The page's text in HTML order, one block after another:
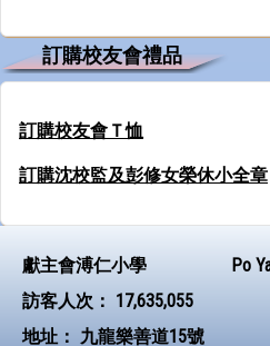
訂購校友會禮品
訂購校友會Ｔ恤
訂購沈校監及彭修女榮休小全章
獻主會溥仁小學
Po
訪客人次： 17,635,055
地址： 九龍樂善道15號